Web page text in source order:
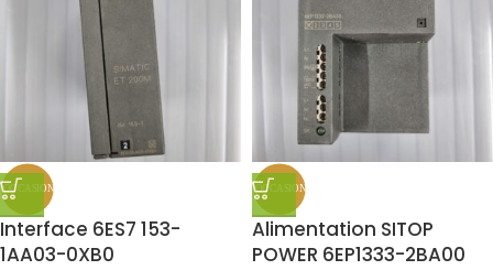
Interface 6ES7 153-
1AA03-0XB0
Alimentation SITOP
POWER 6EP1333-2BA00